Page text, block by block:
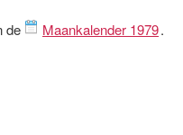
de Maankalender 1979.